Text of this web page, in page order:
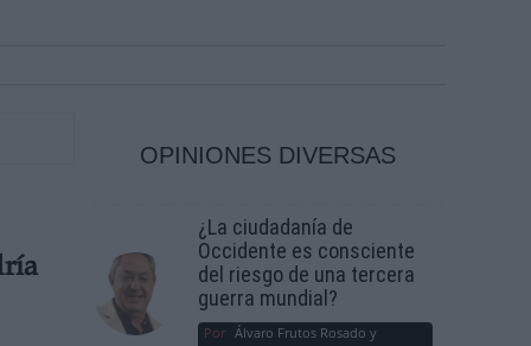
OPINIONES DIVERSAS
¿La ciudadanía de
Occidente es consciente
del riesgo de una tercera
guerra mundial?
Por Álvaro Frutos Rosado y